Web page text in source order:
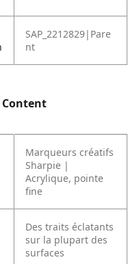
SAP_2212829|Pare
nt
Content
Marqueurs créatifs
Sharpie |
Acrylique, pointe
fine
Des traits éclatants
sur la plupart des
surfaces